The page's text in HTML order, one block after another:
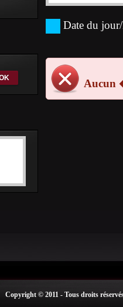
Date du
Aucun
Copyright © 2011 - Tous droits